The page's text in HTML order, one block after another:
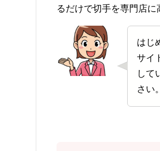
るだけで切手を専門店に
はじ
サイ
して
さい。